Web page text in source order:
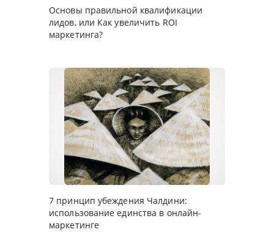
Основы правильной квалификации
лидов, или Как увеличить ROI
маркетинга?
7 принцип убеждения Чалдини:
использование единства в онлайн-
маркетинге